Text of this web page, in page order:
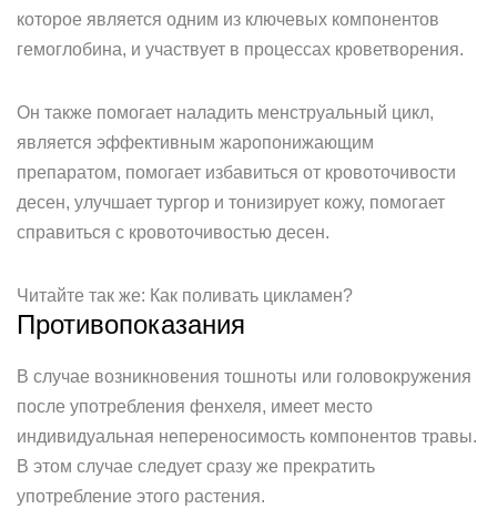
которое является одним из ключевых компонентов
гемоглобина, и участвует в процессах кроветворения.
Он также помогает наладить менструальный цикл,
является эффективным жаропонижающим
препаратом, помогает избавиться от кровоточивости
десен, улучшает тургор и тонизирует кожу, помогает
справиться с кровоточивостью десен.
Читайте так же: Как поливать цикламен?
Противопоказания
В случае возникновения тошноты или головокружения
после употребления фенхеля, имеет место
индивидуальная непереносимость компонентов травы.
В этом случае следует сразу же прекратить
употребление этого растения.